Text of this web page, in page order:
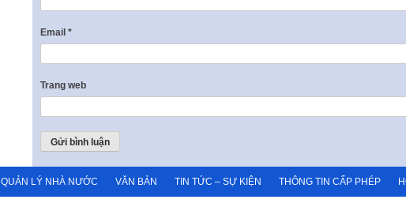
Email *
Trang web
QUẢN LÝ NHÀ NƯỚC VĂN BẢN TIN TỨC – SỰ KIỆN THÔNG TIN CẤP PHÉP